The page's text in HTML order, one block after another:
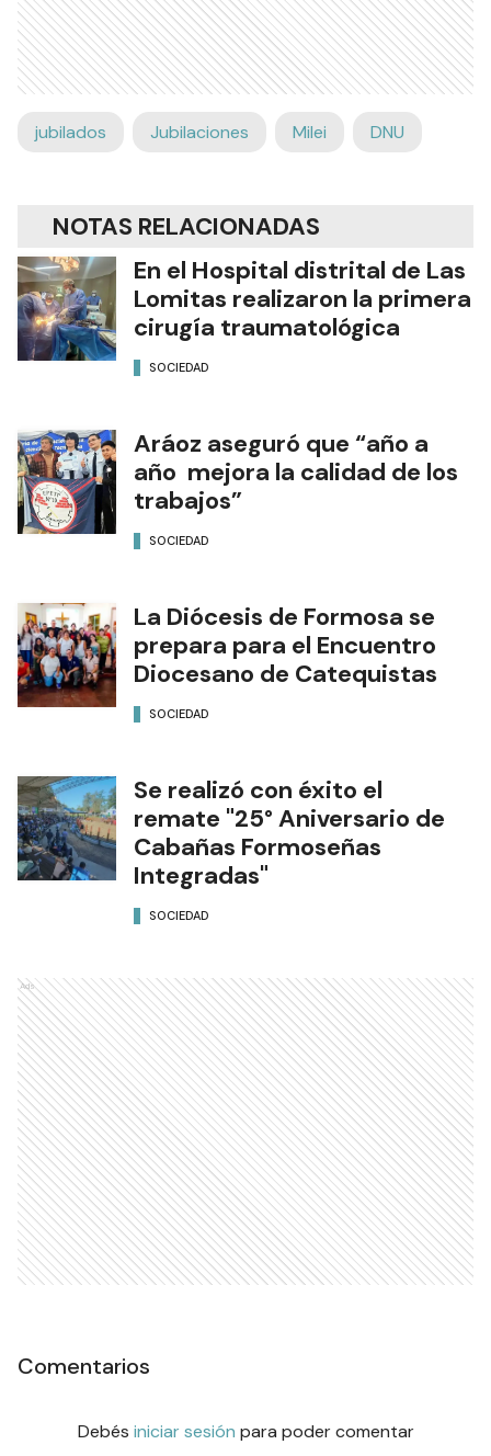
jubilados Jubilaciones Milei DNU
NOTAS RELACIONADAS
En el Hospital distrital de Las
Lomitas realizaron la primera
cirugía traumatológica
SOCIEDAD
Aráoz aseguró que “año a
año mejora la calidad de los
trabajos”
SOCIEDAD
La Diócesis de Formosa se
prepara para el Encuentro
Diocesano de Catequistas
SOCIEDAD
Se realizó con éxito el
remate "25° Aniversario de
Cabañas Formoseñas
Integradas"
SOCIEDAD
Ads
Comentarios
Debés iniciar sesión para poder comentar